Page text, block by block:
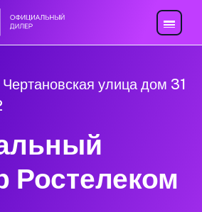
улица дом 31
Ростелеком